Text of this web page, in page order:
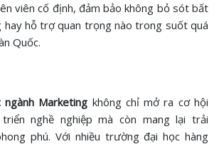
viên cố định, đảm bảo không bỏ sót bất
hay hỗ trợ quan trọng nào trong suốt quá
Quốc.
Marketing không chỉ mở ra cơ hội
nghề nghiệp mà còn mang lại trải
phú. Với nhiều trường đại học hàng